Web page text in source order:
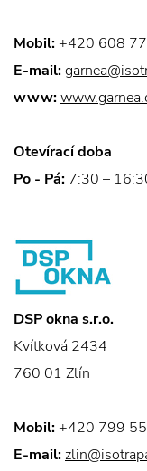
Mobil: +420 608
E-mail:
www:
Otevírací doba
Po - Pá: 7:30 –
DSP okna s.r.o.
Kvítková 2434
760 01 Zlín
Mobil: +420 799
E-mail: